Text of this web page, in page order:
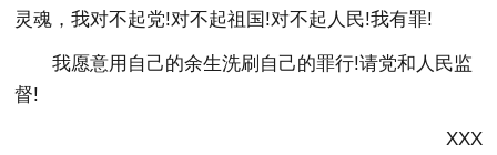
灵魂，我对不起党!对不起祖国!对不起人民!我有罪!
我愿意用自己的余生洗刷自己的罪行!请党和人民监
督!
XXX